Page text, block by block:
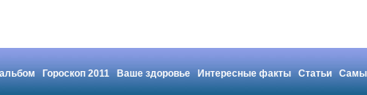
Гороскоп 2011 Ваше здоровье Интересные факты Статьи